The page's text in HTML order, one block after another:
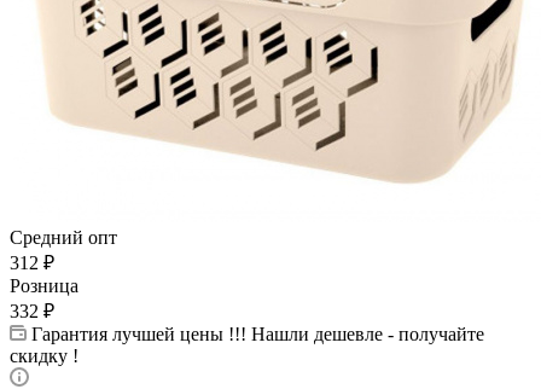
Средний опт
312 ₽
Розница
332 ₽
Гарантия лучшей цены !!! Нашли дешевле - получайте
скидку !